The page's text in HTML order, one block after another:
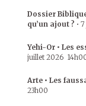
Dossier
qu’un ajout ? •
Yehi-Or • Les
juillet 2026
Arte • Les
23h00